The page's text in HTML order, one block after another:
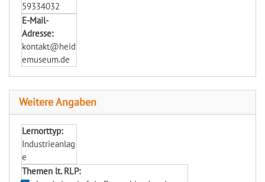
59334032
E-Mail-
Adresse:
kontakt@heid
emuseum.de
Weitere Angaben
Lernorttyp:
Industrieanlag
e
Themen lt. RLP: